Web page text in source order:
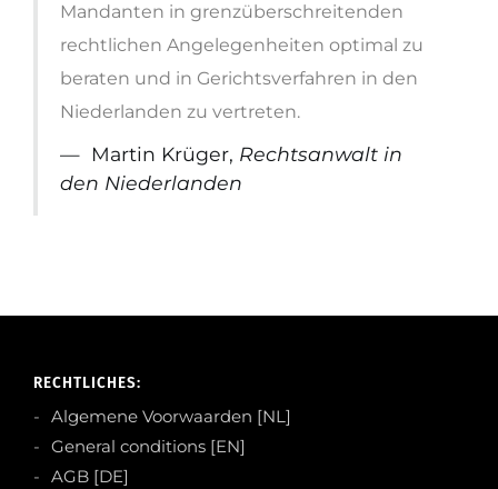
Mandanten in grenzüberschreitenden
rechtlichen Angelegenheiten optimal zu
beraten und in Gerichtsverfahren in den
Niederlanden zu vertreten.
Martin Krüger, Rechtsanwalt in
den Niederlanden
RECHTLICHES:
Algemene Voorwaarden [NL]
General conditions [EN]
AGB [DE]